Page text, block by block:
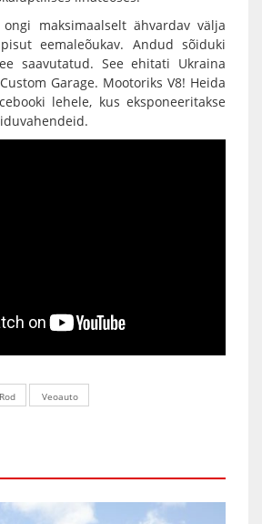
ongi maksimaalselt ähvardav välja
eemaleõukav. Andud sõiduki
saavutatud. See ehitati Ukraina
Garage. Mootoriks V8! Heida
lehele, kus eksponeeritakse
Veoauto